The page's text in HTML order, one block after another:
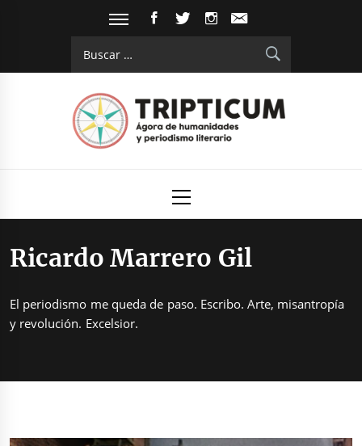
FACEBOOKTWITTERINSTAGRAM
principal
Ricardo Marrero Gil
El periodismo me queda de paso. Escribo. Arte, misantropía
y revolución. Excelsior.